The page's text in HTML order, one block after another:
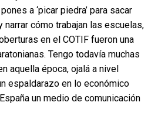
a ‘picar piedra’ para sacar
cómo trabajan las escuelas,
en el COTIF fueron una
Tengo todavía muchas
aquella época, ojalá a nivel
espaldarazo en lo económico
un medio de comunicación